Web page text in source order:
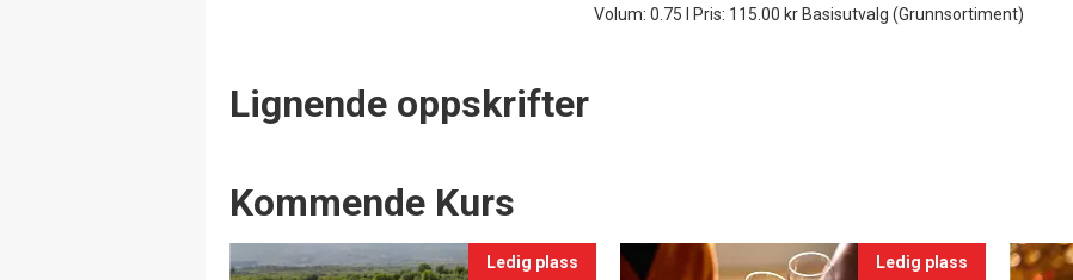
Volum: 0.75 l Pris: 115.00 kr Basisutvalg (Grunnsortiment)
Lignende oppskrifter
Events
Kommende Kurs
Ledig plass Ledig plass